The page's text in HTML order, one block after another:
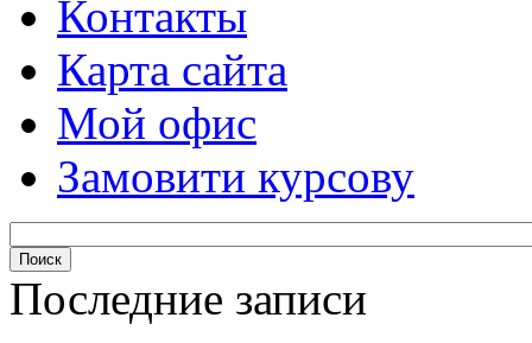
Контакты
Карта сайта
Мой офис
Замовити курсову
Последние записи